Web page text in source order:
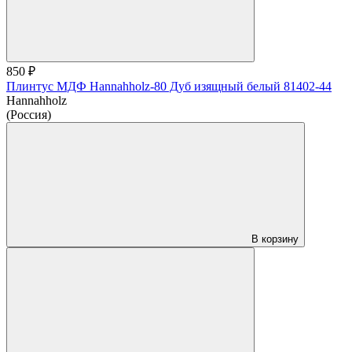
850 ₽
Плинтус МДФ Hannahholz-80 Дуб изящный белый 81402-44
Hannahholz
(Россия)
В корзину